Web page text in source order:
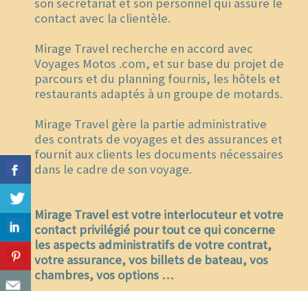
contact avec la clientèle.
Mirage Travel recherche en accord avec
Voyages Motos .com, et sur base du projet de
parcours et du planning fournis, les hôtels et
restaurants adaptés à un groupe de motards.
Mirage Travel gère la partie administrative
des contrats de voyages et des assurances et
fournit aux clients les documents nécessaires
dans le cadre de son voyage.
Mirage Travel est votre interlocuteur et votre
contact privilégié pour tout ce qui concerne
les aspects administratifs de votre contrat,
votre assurance, vos billets de bateau, vos
chambres, vos options …